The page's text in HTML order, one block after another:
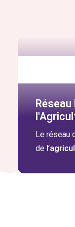
Réseau
Le réseau
de l’